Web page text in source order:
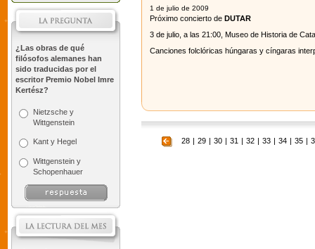
¿Las obras de qué
filósofos alemanes han
sido traducidas por el
escritor Premio Nobel Imre
Kertész?
Nietzsche y
Wittgenstein
Kant y Hegel
Wittgenstein y
Schopenhauer
1 de julio de 2009
Próximo concierto de DUTAR
3 de julio, a las 21:00, Museo de Historia de
Canciones folclóricas húngaras y cíngaras
28 | 29 | 30 | 31 | 32 | 33 | 34 | 35 |